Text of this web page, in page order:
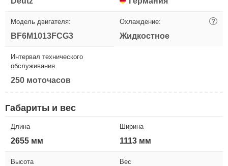
Модель двигателя:
BF6M1013FCG3
Охлаждение: ?
Жидкостное
Интервал технического
обслуживания
250 моточасов
Габариты и вес
Длина
2655 мм
Ширина
1113 мм
Высота Вес